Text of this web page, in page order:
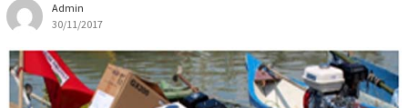
Admin
30/11/2017